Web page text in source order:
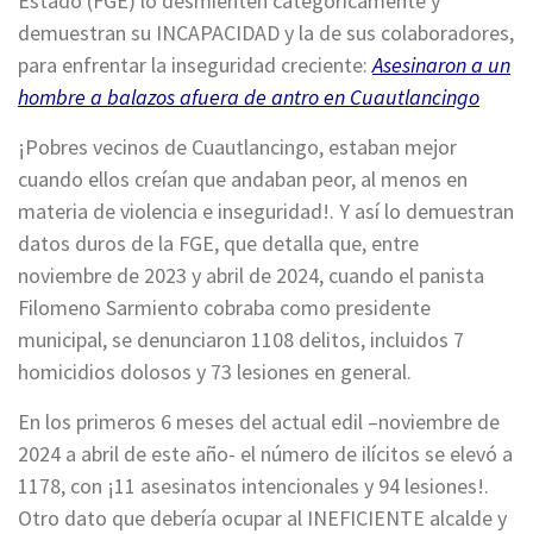
demuestran su INCAPACIDAD y la de sus colaboradores,
para enfrentar la inseguridad creciente:Asesinaron a un
hombre a balazos afuera de antro en Cuautlancingo
¡Pobres vecinos de Cuautlancingo, estaban mejor
cuando ellos creían que andaban peor, al menos en
materia de violencia e inseguridad!. Y así lo demuestran
datos duros de la FGE, que detalla que, entre
noviembre de 2023 y abril de 2024, cuando el panista
Filomeno Sarmiento cobraba como presidente
municipal, se denunciaron 1108 delitos, incluidos 7
homicidios dolosos y 73 lesiones en general.
En los primeros 6 meses del actual edil –noviembre de
2024 a abril de este año- el número de ilícitos se elevó a
1178, con ¡11 asesinatos intencionales y 94 lesiones!.
Otro dato que debería ocupar al INEFICIENTE alcalde y